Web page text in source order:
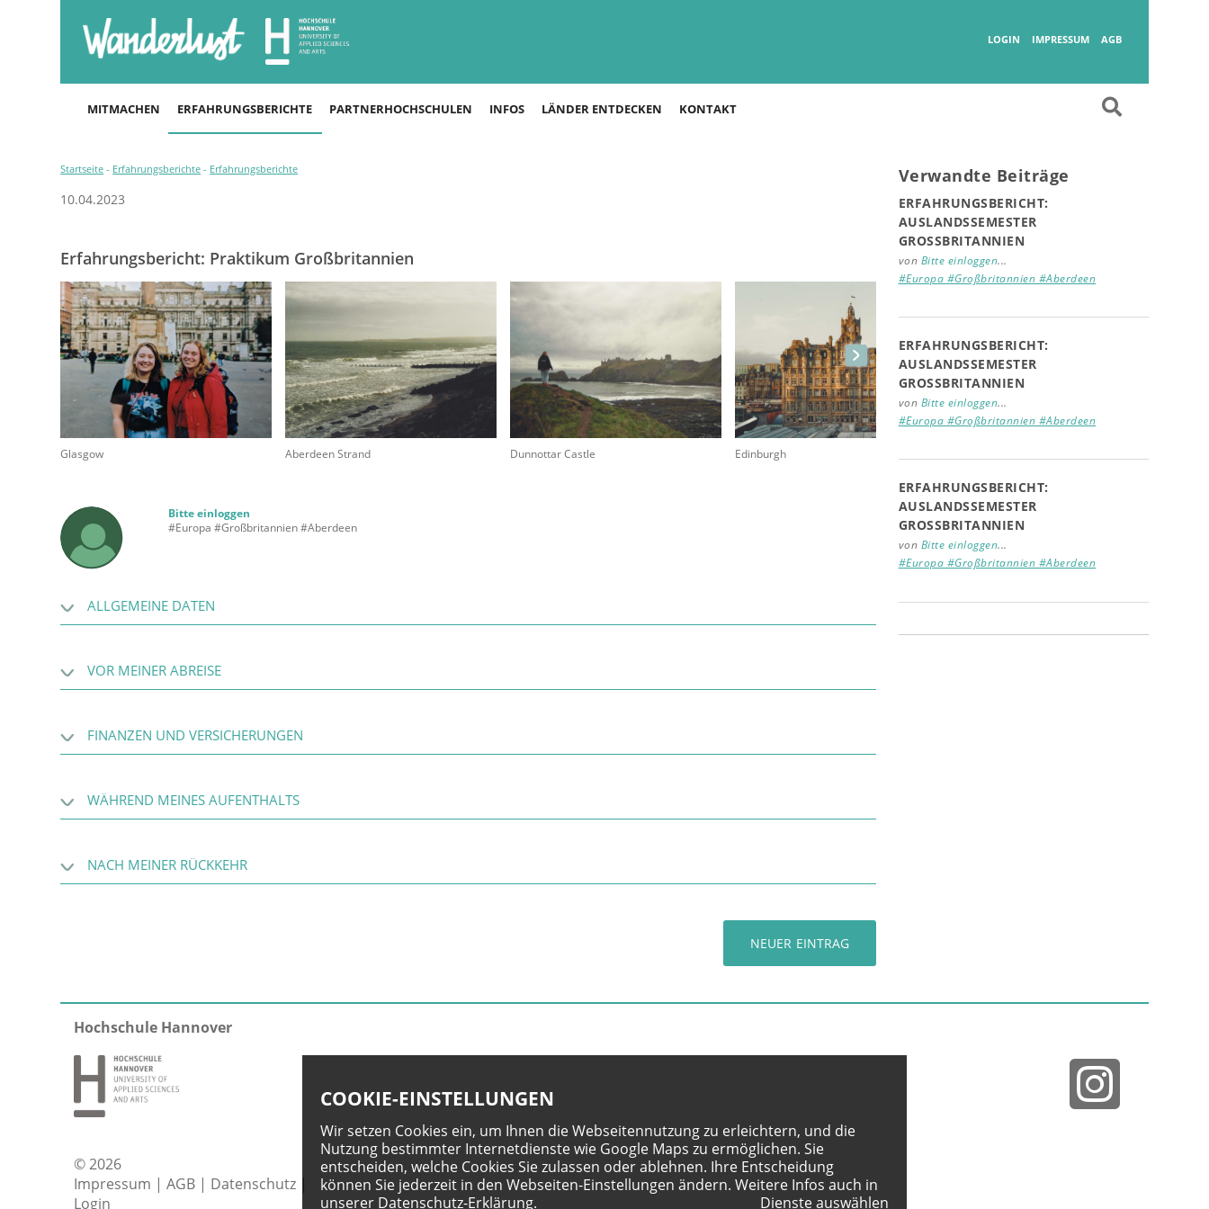
LOGIN IMPRESSUM AGB
MITMACHEN ERFAHRUNGSBERICHTE PARTNERHOCHSCHULEN INFOS LÄNDER ENTDECKEN KONTAKT
Startseite - Erfahrungsberichte - Erfahrungsberichte
10.04.2023
Erfahrungsbericht: Praktikum Großbritannien
Glasgow Aberdeen Strand Dunnottar Castle Edinburgh
Bitte einloggen
#Europa #Großbritannien #Aberdeen
ALLGEMEINE DATEN
VOR MEINER ABREISE
FINANZEN UND VERSICHERUNGEN
WÄHREND MEINES AUFENTHALTS
NACH MEINER RÜCKKEHR
NEUER EINTRAG
Verwandte Beiträge
ERFAHRUNGSBERICHT:
AUSLANDSSEMESTER
GROSSBRITANNIEN
von Bitte einloggen...
#Europa #Großbritannien #Aberdeen
ERFAHRUNGSBERICHT:
AUSLANDSSEMESTER
GROSSBRITANNIEN
von Bitte einloggen...
#Europa #Großbritannien #Aberdeen
ERFAHRUNGSBERICHT:
AUSLANDSSEMESTER
GROSSBRITANNIEN
von Bitte einloggen...
#Europa #Großbritannien #Aberdeen
Hochschule Hannover
© 2026
Impressum |AGB | Datenschutz |
Login
COOKIE-EINSTELLUNGEN
Wir setzen Cookies ein, um Ihnen die Webseitennutzung zu erleichtern, und die
Nutzung bestimmter Internetdienste wie Google Maps zu ermöglichen. Sie
entscheiden, welche Cookies Sie zulassen oder ablehnen. Ihre Entscheidung
können Sie jederzeit in den Webseiten-Einstellungen ändern. Weitere Infos auch in
unserer Datenschutz-Erklärung. Dienste auswählen